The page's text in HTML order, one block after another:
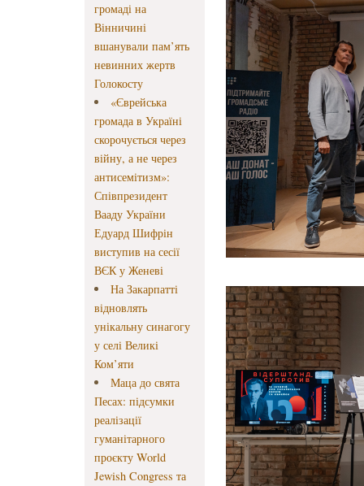
громаді на
Вінничині
вшанували пам’ять
невинних жертв
Голокосту
«Єврейська
громада в Україні
скорочується через
війну, а не через
антисемітизм»:
Співпрезидент
Вааду України
Едуард Шифрін
виступив на сесії
ВЄК у Женеві
На Закарпатті
відновлять
унікальну синагогу
у селі Великі
Ком’яти
Маца до свята
Песах: підсумки
реалізації
гуманітарного
проєкту World
Jewish Congress та